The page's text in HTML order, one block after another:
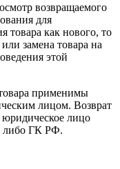
возвращаемого
для
товара как нового, то
замена товара на
этой
применимы
лицом. Возврат
юридическое лицо
либо ГК РФ.